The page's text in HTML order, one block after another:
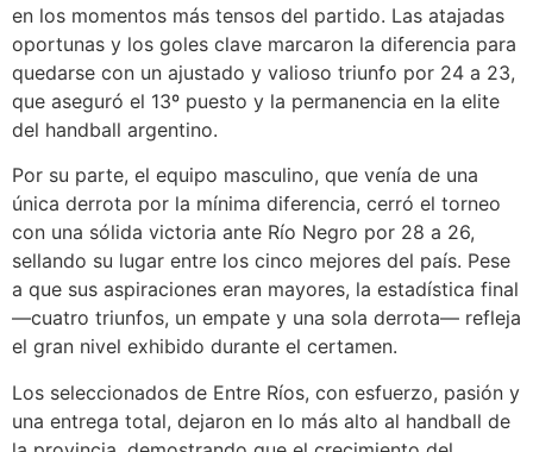
en los momentos más tensos del partido. Las atajadas
oportunas y los goles clave marcaron la diferencia para
quedarse con un ajustado y valioso triunfo por 24 a 23,
que aseguró el 13º puesto y la permanencia en la elite
del handball argentino.
Por su parte, el equipo masculino, que venía de una
única derrota por la mínima diferencia, cerró el torneo
con una sólida victoria ante Río Negro por 28 a 26,
sellando su lugar entre los cinco mejores del país. Pese
a que sus aspiraciones eran mayores, la estadística final
—cuatro triunfos, un empate y una sola derrota— refleja
el gran nivel exhibido durante el certamen.
Los seleccionados de Entre Ríos, con esfuerzo, pasión y
una entrega total, dejaron en lo más alto al handball de